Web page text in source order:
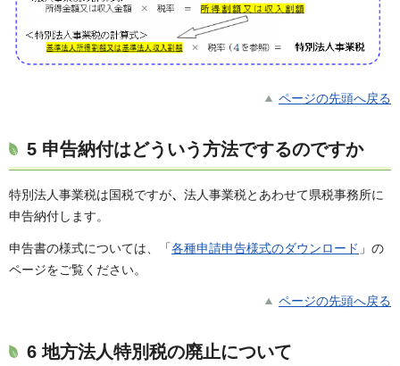
ページの先頭へ戻る
5 申告納付はどういう方法でするのですか
特別法人事業税は国税ですが、 法人事業税とあわせて県税事務所に
申告納付します。
申告書の様式については、「各種申請申告様式のダウンロード 」の
ページをご覧ください。
ページの先頭へ戻る
6 地方法人特別税の廃止について